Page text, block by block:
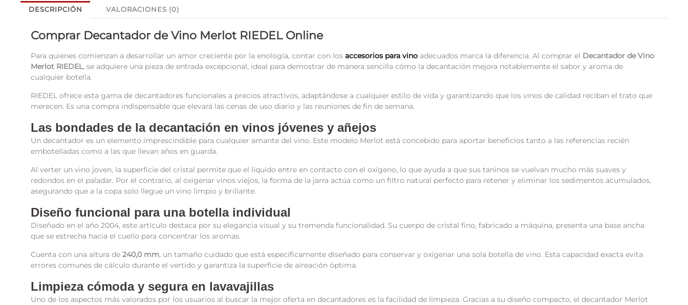
DESCRIPCIÓN VALORACIONES (0)
Comprar Decantador de Vino Merlot RIEDEL Online
Para quienes comienzan a desarrollar un amor creciente por la enología, contar con los accesorios para vino adecuados marca la diferencia. Al comprar el Decantador de Vino
Merlot RIEDEL, se adquiere una pieza de entrada excepcional, ideal para demostrar de manera sencilla cómo la decantación mejora notablemente el sabor y aroma de
cualquier botella.
RIEDEL ofrece esta gama de decantadores funcionales a precios atractivos, adaptándose a cualquier estilo de vida y garantizando que los vinos de calidad reciban el trato que
merecen. Es una compra indispensable que elevará las cenas de uso diario y las reuniones de fin de semana.
Las bondades de la decantación en vinos jóvenes y añejos
Un decantador es un elemento imprescindible para cualquier amante del vino. Este modelo Merlot está concebido para aportar beneficios tanto a las referencias recién
embotelladas como a las que llevan años en guarda.
Al verter un vino joven, la superficie del cristal permite que el líquido entre en contacto con el oxígeno, lo que ayuda a que sus taninos se vuelvan mucho más suaves y
redondos en el paladar. Por el contrario, al oxigenar vinos viejos, la forma de la jarra actúa como un filtro natural perfecto para retener y eliminar los sedimentos acumulados,
asegurando que a la copa solo llegue un vino limpio y brillante.
Diseño funcional para una botella individual
Diseñado en el año 2004, este artículo destaca por su elegancia visual y su tremenda funcionalidad. Su cuerpo de cristal fino, fabricado a máquina, presenta una base ancha
que se estrecha hacia el cuello para concentrar los aromas.
Cuenta con una altura de 240,0 mm, un tamaño cuidado que está específicamente diseñado para conservar y oxigenar una sola botella de vino. Esta capacidad exacta evita
errores comunes de cálculo durante el vertido y garantiza la superficie de aireación óptima.
Limpieza cómoda y segura en lavavajillas
Uno de los aspectos más valorados por los usuarios al buscar la mejor oferta en decantadores es la facilidad de limpieza. Gracias a su diseño compacto, el decantador Merlot